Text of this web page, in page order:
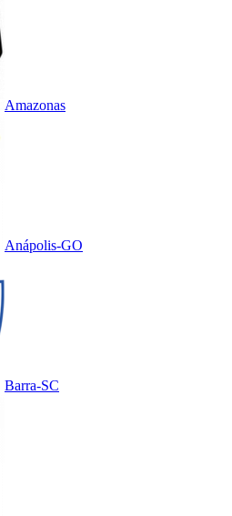
Amazonas
Anápolis-GO
Barra-SC